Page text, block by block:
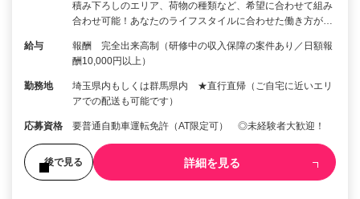
積み下ろしのエリア、荷物の種類など、希望に合わせて組み
合わせ可能！あなたのライフスタイルに合わせた働き方が…
給与
報酬 完全出来高制（研修中の収入保障の案件あり／日額報
酬10,000円以上）
勤務地
埼玉県内もしくは群馬県内 ★直行直帰（ご自宅に近いエリ
アでの配送も可能です）
応募資格 要普通自動車運転免許（AT限定可） ◎未経験者大歓迎！
後で見る 詳細を見る